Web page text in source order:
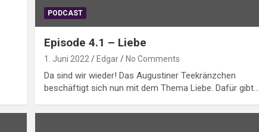
PODCAST
Episode 4.1 – Liebe
1. Juni 2022 Edgar No Comments
Da sind wir wieder! Das Augustiner Teekränzchen
beschäftigt sich nun mit dem Thema Liebe. Dafür gibt…